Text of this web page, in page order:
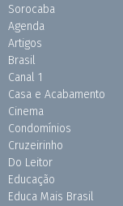
Sorocaba
Agenda
Artigos
Brasil
Canal 1
Casa e Acabamento
Cinema
Condomínios
Cruzeirinho
Do Leitor
Educação
Educa Mais Brasil